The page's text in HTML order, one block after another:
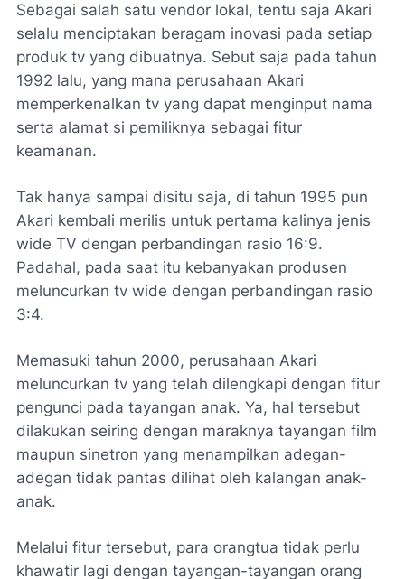
Sebagai salah satu vendor lokal, tentu saja Akari
selalu menciptakan beragam inovasi pada setiap
produk tv yang dibuatnya. Sebut saja pada tahun
1992 lalu, yang mana perusahaan Akari
memperkenalkan tv yang dapat menginput nama
serta alamat si pemiliknya sebagai fitur
keamanan.
Tak hanya sampai disitu saja, di tahun 1995 pun
Akari kembali merilis untuk pertama kalinya jenis
wide TV dengan perbandingan rasio 16:9.
Padahal, pada saat itu kebanyakan produsen
meluncurkan tv wide dengan perbandingan rasio
3:4.
Memasuki tahun 2000, perusahaan Akari
meluncurkan tv yang telah dilengkapi dengan fitur
pengunci pada tayangan anak. Ya, hal tersebut
dilakukan seiring dengan maraknya tayangan film
maupun sinetron yang menampilkan adegan-
adegan tidak pantas dilihat oleh kalangan anak-
anak.
Melalui fitur tersebut, para orangtua tidak perlu
khawatir lagi dengan tayangan-tayangan orang